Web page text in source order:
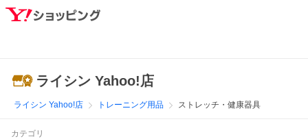
ライシン Yahoo!店
ライシン Yahoo!店 トレーニング用品 ストレッチ・健康器具
カテゴリ